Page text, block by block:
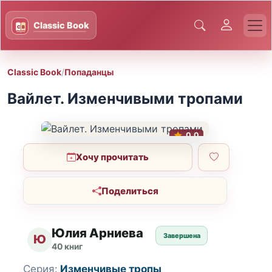
Classic Book/Попаданцы
Вайлет. Изменчивыми тропами
0.0
Хочу прочитать
Поделиться
Ю Юлия Арниева
40 книг
Завершена
Серия: Изменчивые тропы